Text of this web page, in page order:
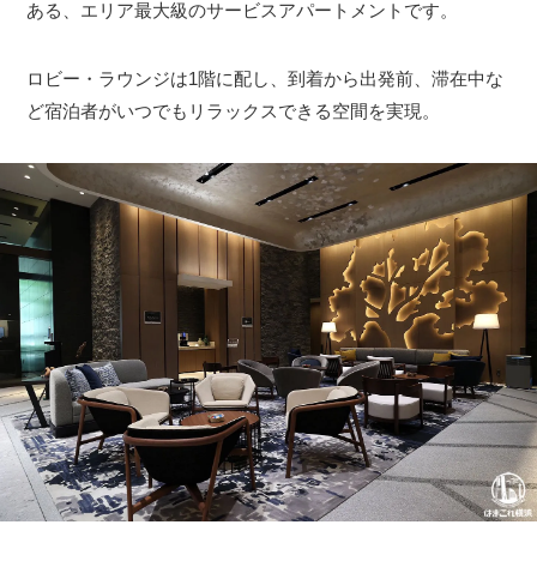
ある、エリア最大級のサービスアパートメントです。
ロビー・ラウンジは1階に配し、到着から出発前、滞在中な
ど宿泊者がいつでもリラックスできる空間を実現。